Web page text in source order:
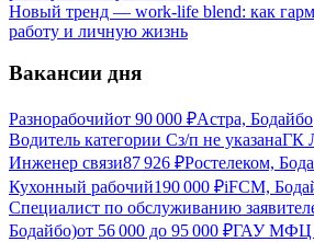
Новый тренд — work-life blend: как
работу и личную жизнь
Вакансии дня
Разнорабочийот 90 000 ₽Астра, Бодайбо
Водитель категории Сз/п не указанаГК
Инженер связи87 926 ₽Ростелеком,
Кухонный рабочий190 000 ₽iFCM,
Специалист по обслуживанию
Бодайбо)от 56 000 до 95 000 ₽ГАУ МФЦ